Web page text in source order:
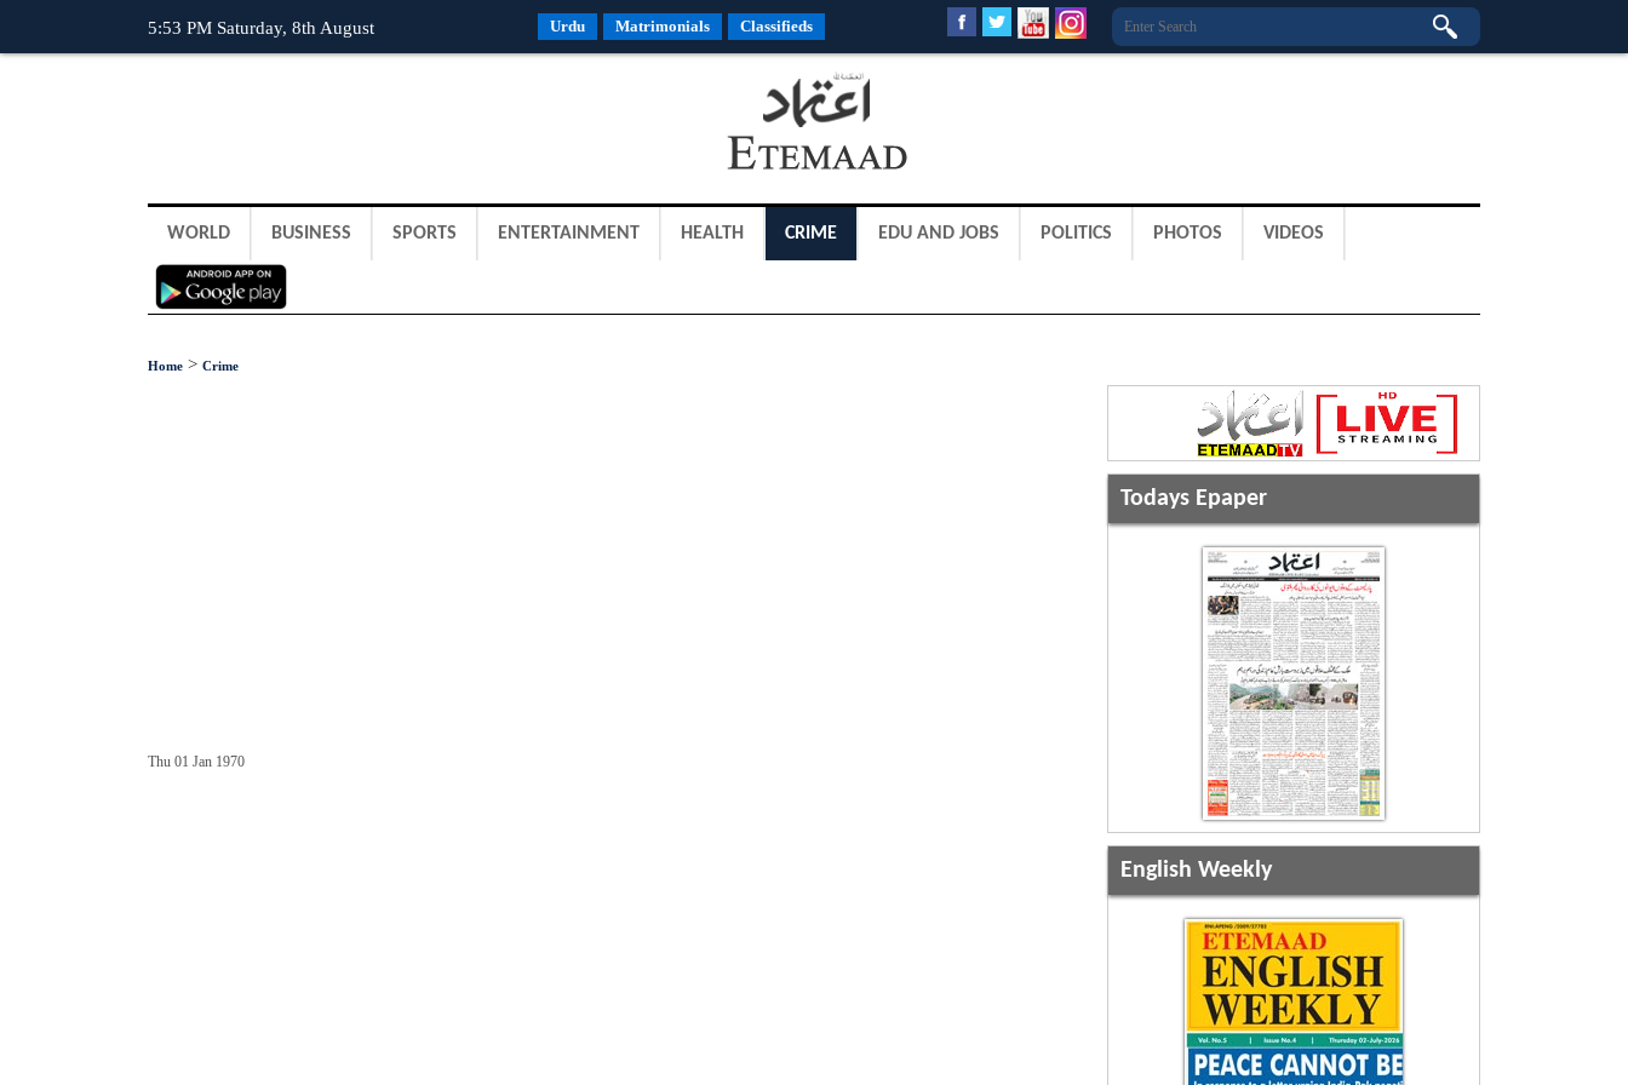
5:53 PM Saturday, 8th August Urdu Matrimonials Classifieds
WORLD BUSINESS SPORTS ENTERTAINMENT HEALTH CRIME EDU AND JOBS POLITICS PHOTOS VIDEOS
Home > Crime
Thu 01 Jan 1970
Todays Epaper
English Weekly